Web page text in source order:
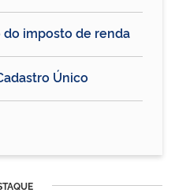
imposto de renda
Único